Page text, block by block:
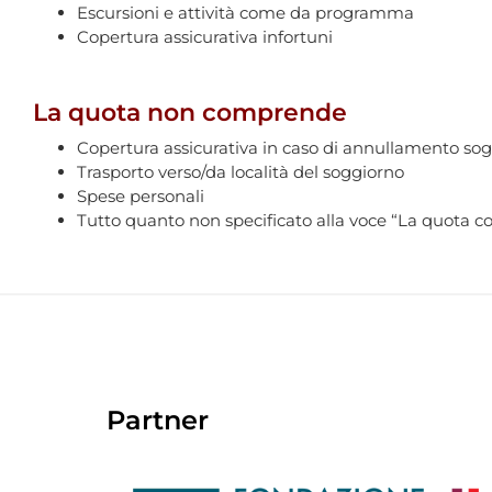
Escursioni e attività come da programma
Copertura assicurativa infortuni
La quota non comprende
Copertura assicurativa in caso di annullamento
Trasporto verso/da località del soggiorno
Spese personali
Tutto quanto non specificato alla voce “La quota
Partner